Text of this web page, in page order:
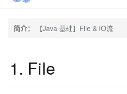
简介： 【Java 基础】File & IO流
1. File